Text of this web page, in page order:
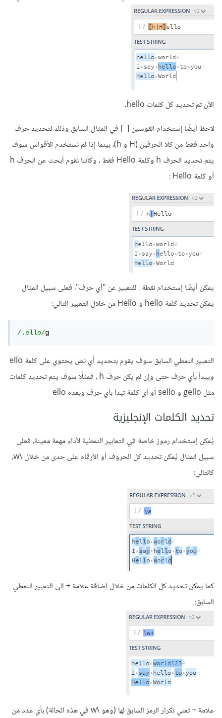
الآن تم تحديد كل كلمات hello.
لاحظ أيضًا إستخدام القوسين [ ] في المثال السابق وذلك لتحديد حرف
واحد فقط من كلا الحرفين (H و h)، بينما إذا لم نستخدم الأقواس سوف
يتم تحديد الحرف h وكلمة Hello فقط ، وكأننا نقوم أبحث عن الحرف h
أو كلمة Hello :
يمكن أيضًا إستخدام نقطة . للتعبير عن "أي حرف"، فعلى سبيل المثال
يمكن تحديد كلمة hello و Hello من خلال التعبير التالي:
/.ello/g
التعبير النمطي السابق سوف يقوم بتحديد أي نص يحتوي على كلمة ello
ويبدأ بأي حرف حتى وإن لم يكن حرف h ، فمثلًا سوف يتم تحديد كلمات
مثل gello و sello أو أي كلمة تبدأ بأي حرف وبعده ello
تحديد الكلمات الإنجليزية
يُمكن إستخدام رموز خاصة في التعابير النمطية لأداء مهمة معينة، فعلى
سبيل المثال يُمكن تحديد كل الحروف أو الأرقام على حدى من خلال \w،
كالتالي:
كما يمكن تحديد كل الكلمات من خلال إضافة علامة + إلى التعبير النمطي
السابق:
علامة + تعني تكرار الرمز السابق لها (وهو \w في هذه الحالة) بأي عدد من